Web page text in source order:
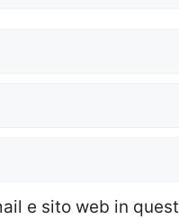
e sito web in